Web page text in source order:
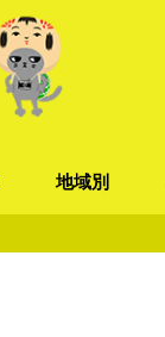
地域別